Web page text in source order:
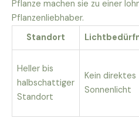
Pflanze machen sie zu einer
Pflanzenliebhaber.
Standort
Heller bis
halbschattiger
Standort
Kein direktes
Sonnenlicht